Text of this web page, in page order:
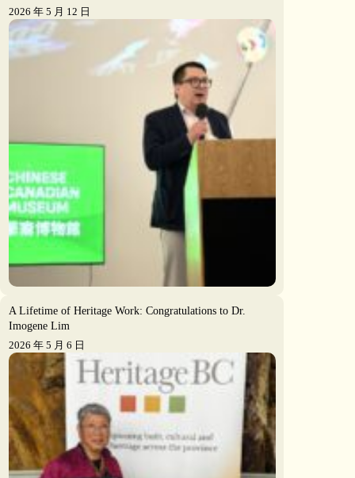
2026 年 5 月 12 日
A Lifetime of Heritage Work: Congratulations to Dr.
Imogene Lim
2026 年 5 月 6 日